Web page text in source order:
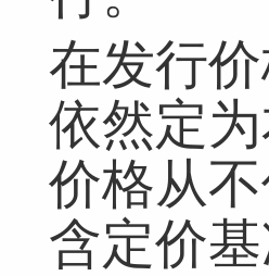
在发行
依然定
价格从
含定价